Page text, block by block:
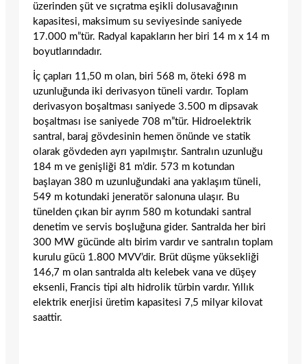
üzerinden şüt ve sıçratma eşikli dolusavağının
kapasitesi, maksimum su se­viyesinde saniyede
17.000 m”tür. Radyal kapakların her biri 14 m x 14 m
boyutlarındadır.
İç çapları 11,50 m olan, biri 568 m, öteki 698 m
uzunluğunda iki derivasyon tüneli vardır. Toplam
derivasyon boşaltması sani­yede 3.500 m dipsavak
boşaltması ise saniyede 708 m”tür. Hidroelektrik
santral, baraj gövdesinin hemen önünde ve statik
olarak gövdeden ayrı yapılmıştır. Santralın uzunluğu
184 m ve genişliği 81 m’dir. 573 m kotundan
başlayan 380 m uzunluğundaki ana yakla­şım tüneli,
549 m kotundaki jeneratör salonuna ulaşır. Bu
tünelden çıkan bir ayrım 580 m kotundaki santral
denetim ve servis boşluğuna gider. Santralda her biri
300 MW gücünde altı birim vardır ve santralın toplam
kurulu gücü 1.800 MVV’dir. Brüt düşme yüksekliği
146,7 m olan san­tralda altı kelebek vana ve düşey
eksenli, Francis tipi altı hidrolik türbin vardır. Yıllık
elektrik enerjisi üretim kapasitesi 7,5 milyar kilovat
saattir.